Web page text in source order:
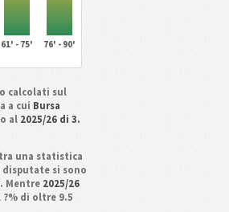
61' - 75' 76' - 90'
calcolati sul
a cui Bursa
al 2025/26 di 3.
una statistica
disputate si sono
Mentre 2025/26
di oltre 9.5